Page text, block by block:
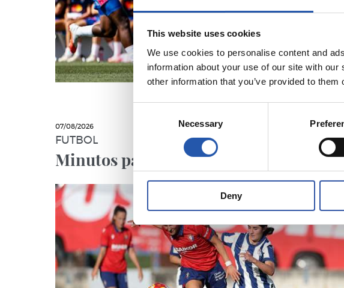
This website uses cookies
We use cookies to personalise content and
information about your use of our site with
other information that you’ve provided to
Necessary
Deny
07/08/2026
FUTBOL
Minutos para seguir creciendo